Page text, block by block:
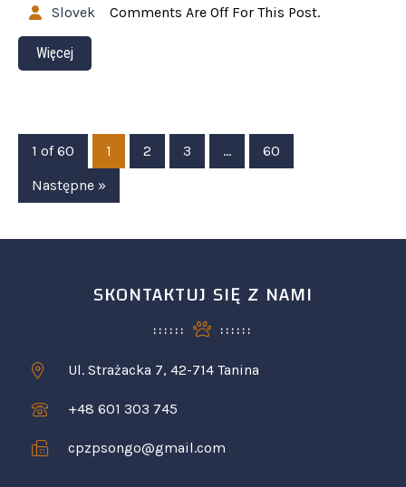
Slovek Comments Are Off For This Post.
Więcej
1 of 60 1 2 3 …
60
Następne »
SKONTAKTUJ SIĘ Z NAMI
Ul. Strażacka 7, 42-714 Tanina
+48 601 303 745
cpzpsongo@gmail.com